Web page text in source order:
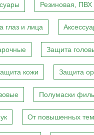
Резиновая, ПВХ
глаз и лица
Защита
кожи Защита
Полумаски
От повышенных